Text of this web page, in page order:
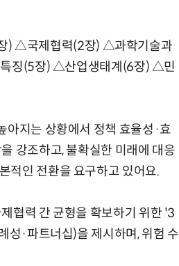
) △국제협력(2장) △과학기술과
징(5장) △산업생태계(6장) △민
아지는 상황에서 정책 효율성·효
강조하고, 불확실한 미래에 대응
적인 전환을 요구하고 있어요.
협력 간 균형을 확보하기 위한 '3
성·파트너십)을 제시하며, 위험 수